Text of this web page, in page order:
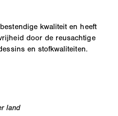
kwaliteit en heeft
door de reusachtige
en stofkwaliteiten.